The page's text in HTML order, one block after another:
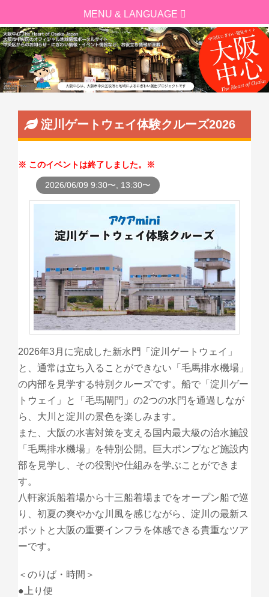
淀川ゲートウェイ体験クルーズ2026
このイベントは終了しました。
2026/06/09 9:30〜, 13:30〜
2026年3月に完成した新水門「淀川ゲートウェイ」
と、通常は立ち入ることができない「毛馬排水機場」
の内部を見学する特別クルーズです。船で「淀川ゲー
トウェイ」と「毛馬閘門」の2つの水門を通過しなが
ら、大川と淀川の景色を楽しみます。
また、大阪の水害対策を支える国内最大級の治水施設
「毛馬排水機場」を特別公開。巨大ポンプなど施設内
部を見学し、その役割や仕組みを学ぶことができま
す。
八軒家浜船着場から十三船着場までをオープン船で巡
り、初夏の爽やかな川風を感じながら、淀川の最新ス
ポットと大阪の重要インフラを体感できる貴重なツア
ーです。
＜のりば・時間＞
●上り便